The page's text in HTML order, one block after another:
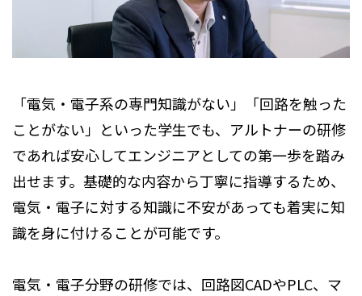
「電気・電子系の専門知識がない」「回路を触った
ことがない」といった学生でも、アルトナーの研修
であれば安心してエンジニアとしての第一歩を踏み
出せます。基礎的な内容から丁寧に指導するため、
電気・電子に対する知識に不安があっても着実に知
識を身に付けることが可能です。
電気・電子分野の研修では、回路図CADやPLC、マ